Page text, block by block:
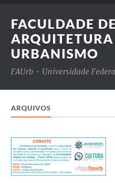
FACULDADE DE
ARQUITETURA
URBANISMO
FAUrb - Universidade
ARQUIVOS